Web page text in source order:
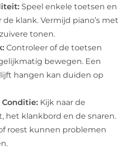
Speel enkele toetsen en
de klank. Vermijd piano’s met
tonen.
Controleer of de toetsen
bewegen. Een
hangen kan duiden op
Kijk naar de
het klankbord en de snaren.
roest kunnen problemen